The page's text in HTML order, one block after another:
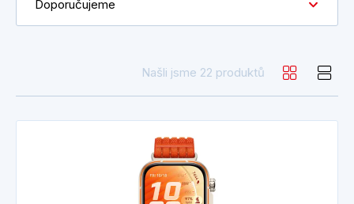
Doporučujeme
Našli jsme 22 produktů